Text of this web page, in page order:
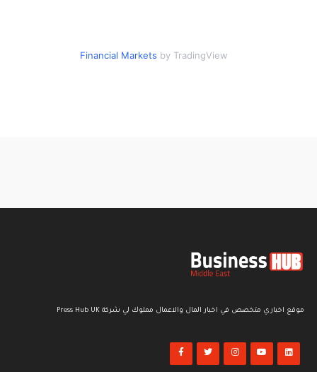
Financial Markets by TradingView
موقع اخباري متخصص في اخبار المال والاعمال مملوك لي شركة Press Hub UK